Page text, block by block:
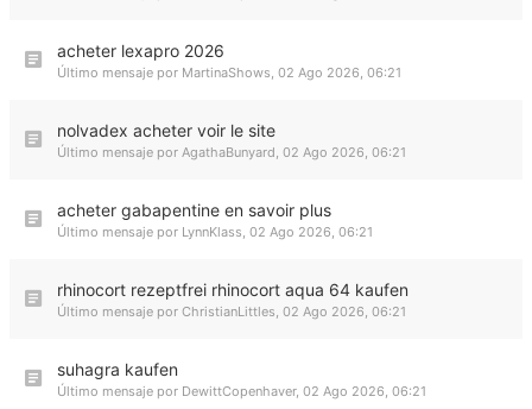
acheter lexapro 2026
Último mensaje por MartinaShows, 02 Ago 2026, 06:21
nolvadex acheter voir le site
Último mensaje por AgathaBunyard, 02 Ago 2026, 06:21
acheter gabapentine en savoir plus
Último mensaje por LynnKlass, 02 Ago 2026, 06:21
rhinocort rezeptfrei rhinocort aqua 64 kaufen
Último mensaje por ChristianLittles, 02 Ago 2026, 06:21
suhagra kaufen
Último mensaje por DewittCopenhaver, 02 Ago 2026, 06:21